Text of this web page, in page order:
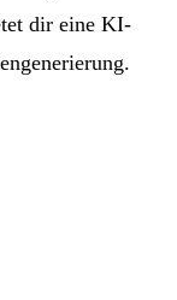
dir eine KI-